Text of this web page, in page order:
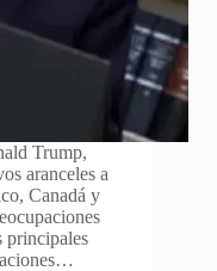
Trump,
aranceles a
Canadá y
principales